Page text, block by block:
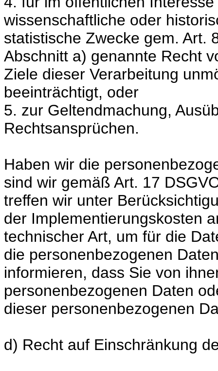
wissenschaftliche oder
statistische Zwecke gem. Art.
Abschnitt a) genannte Recht
Ziele dieser Verarbeitung
beeinträchtigt, oder
5. zur Geltendmachung,
Rechtsansprüchen.
Haben wir die
sind wir gemäß Art. 17
treffen wir unter
der Implementierungskosten
technischer Art, um für die
die personenbezogenen
informieren, dass Sie von
personenbezogenen Daten
dieser personenbezogenen
d) Recht auf Einschränkung